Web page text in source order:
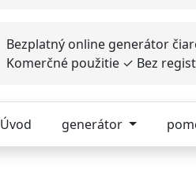
Bezplatný online generátor
Komerčné použitie ✓ Bez
Úvod generátor